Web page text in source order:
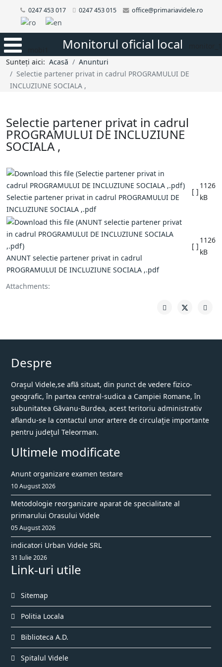
0247 453 017 0247 453 015 office@primariavidele.ro
Monitorul oficial local
Sunteți aici: Acasă
Anunturi
Selectie partener privat in cadrul PROGRAMULUI DE
INCLUZIUNE SOCIALA ,
Selectie partener privat in cadrul
PROGRAMULUI DE INCLUZIUNE
SOCIALA ,
Attachments:
Selectie partener privat in cadrul PROGRAMULUI DE
INCLUZIUNE SOCIALA ,.pdf
[ ]
1126
kB
ANUNT selectie partener privat in cadrul
PROGRAMULUI DE INCLUZIUNE SOCIALA ,.pdf
[ ]
1126
kB
Despre
Oraşul Videle,se află situat, din punct de vedere fizico-
geografic, în partea central-sudica a Campiei Romane, în
subunitatea Găvanu-Burdea, acest teritoriu administrativ
aflandu-se la contactul unor artere de circulaţie importante
pentru judeţul Teleorman.
Ultimele modificate
Anunt organizare examen testare
10 August 2026
Metodologie reorganizare aparat de specialitate al
primarului Orasului Videle
05 August 2026
indicatori Urban Videle SRL
31 Iulie 2026
Link-uri utile
Sitemap
Politia Locala
Biblioteca A.D.
Spitalul Videle